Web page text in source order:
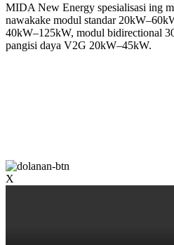
MIDA New Energy spesialisasi ing
nawakake modul standar
40kW–125kW, modul bidirectional
pangisi daya V2G 20kW–45kW.
X